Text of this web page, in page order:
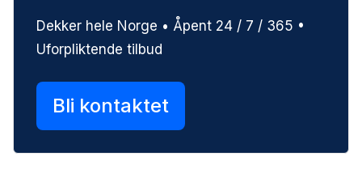
Dekker hele Norge • Åpent 24 / 7 / 365 •
Uforpliktende tilbud
Bli kontaktet